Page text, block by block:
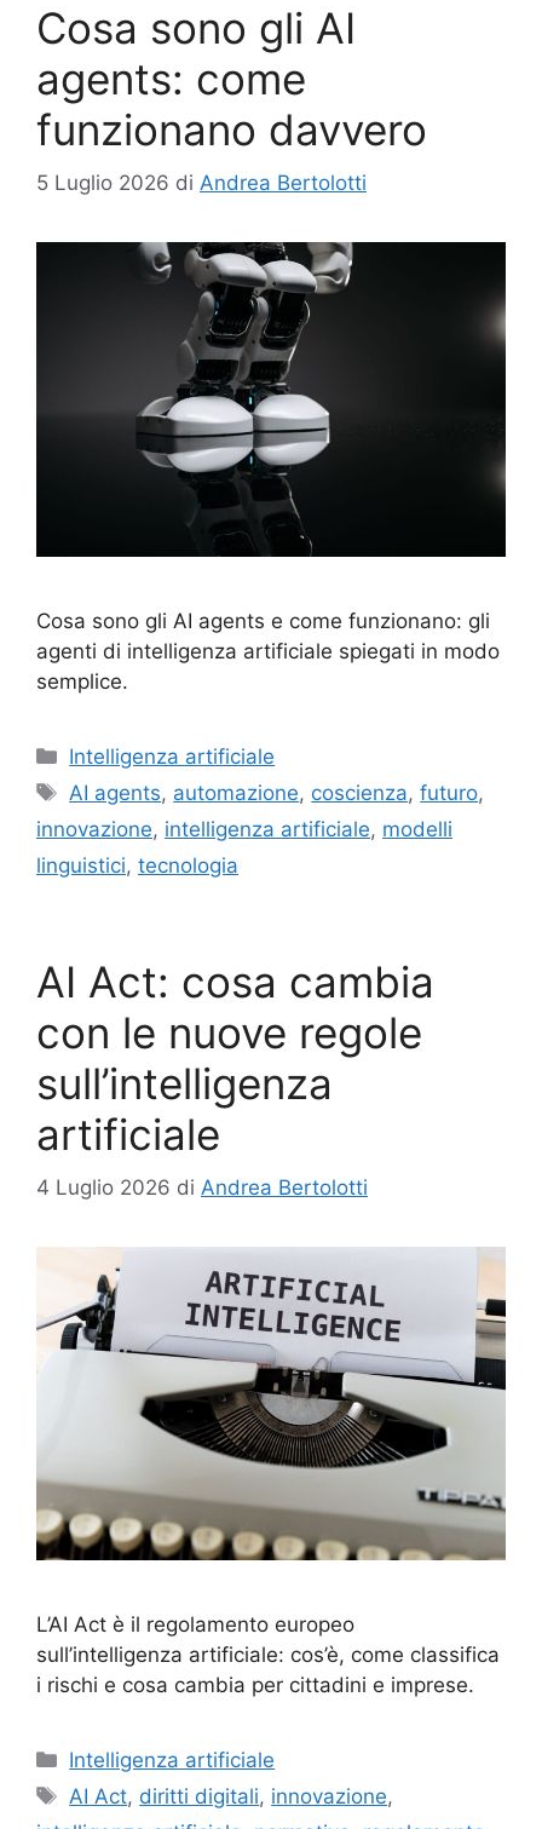
Cosa sono gli AI
agents: come
funzionano davvero
5 Luglio 2026 di Andrea Bertolotti
Cosa sono gli AI agents e come funzionano: gli
agenti di intelligenza artificiale spiegati in modo
semplice.
Categorie
Intelligenza artificiale
Tag
AI agents, automazione, coscienza,futuro,
innovazione, intelligenza artificiale, modelli
linguistici, tecnologia
AI Act: cosa cambia
con le nuove regole
sull’intelligenza
artificiale
4 Luglio 2026 di Andrea Bertolotti
L’AI Act è il regolamento europeo
sull’intelligenza artificiale: cos’è, come classifica
i rischi e cosa cambia per cittadini e imprese.
Categorie
Intelligenza artificiale
Tag
AI Act, diritti digitali, innovazione,